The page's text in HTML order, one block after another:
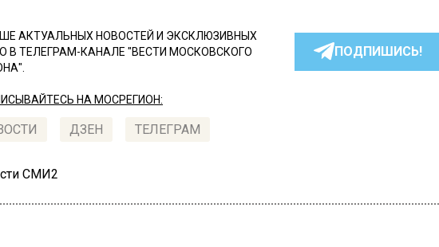
АКТУАЛЬНЫХ НОВОСТЕЙ И ЭКСКЛЮЗИВНЫХ
В ТЕЛЕГРАМ-КАНАЛЕ "ВЕСТИ МОСКОВСКОГО
ПОДПИШИСЬ!
НА МОСРЕГИОН:
ДЗЕН ТЕЛЕГРАМ
СМИ2